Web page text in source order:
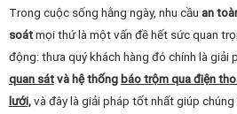
Trong cuộc sống hằng ngày, nhu cầu an
soátmọi thứ là một vấn đề hết sức quan
động: thưa quý khách hàng đó chính là giải
quan sátvà hệ thống báo trộm qua điện
lưới, và đây là giải pháp tốt nhất giúp chúng